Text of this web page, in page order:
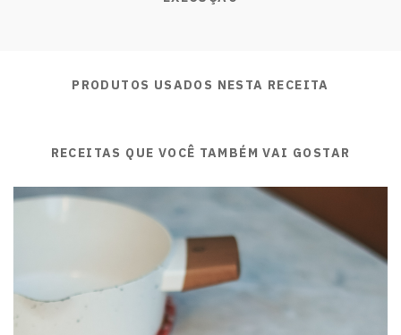
PRODUTOS USADOS NESTA RECEITA
RECEITAS QUE VOCÊ TAMBÉM VAI GOSTAR